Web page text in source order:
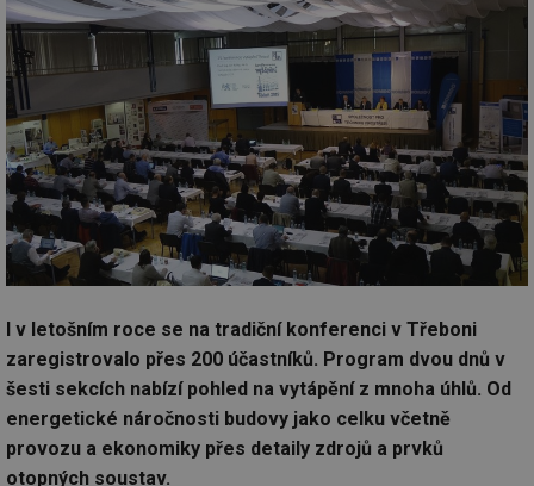
I v letošním roce se na tradiční konferenci v Třeboni
zaregistrovalo přes 200 účastníků. Program dvou dnů v
šesti sekcích nabízí pohled na vytápění z mnoha úhlů. Od
energetické náročnosti budovy jako celku včetně
provozu a ekonomiky přes detaily zdrojů a prvků
otopných soustav.